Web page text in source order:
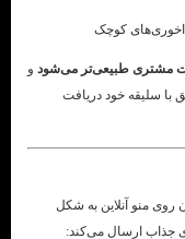
کوچک
مشتری طبیعی‌تر می‌شود و
با سلیقه خود دریافت
روی منو آنلاین به شکل
جذاب ارسال می‌کند: